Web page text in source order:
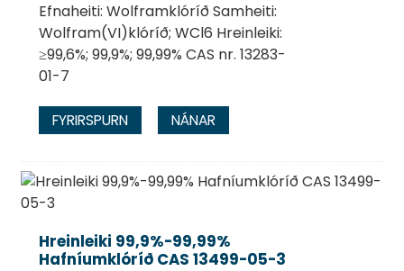
Efnaheiti: Wolframklóríð Samheiti:
Wolfram(VI)klóríð; WCl6 Hreinleiki:
≥99,6%; 99,9%; 99,99% CAS nr. 13283-
01-7
FYRIRSPURN NÁNAR
Hreinleiki 99,9%-99,99%
Hafníumklóríð CAS 13499-05-3